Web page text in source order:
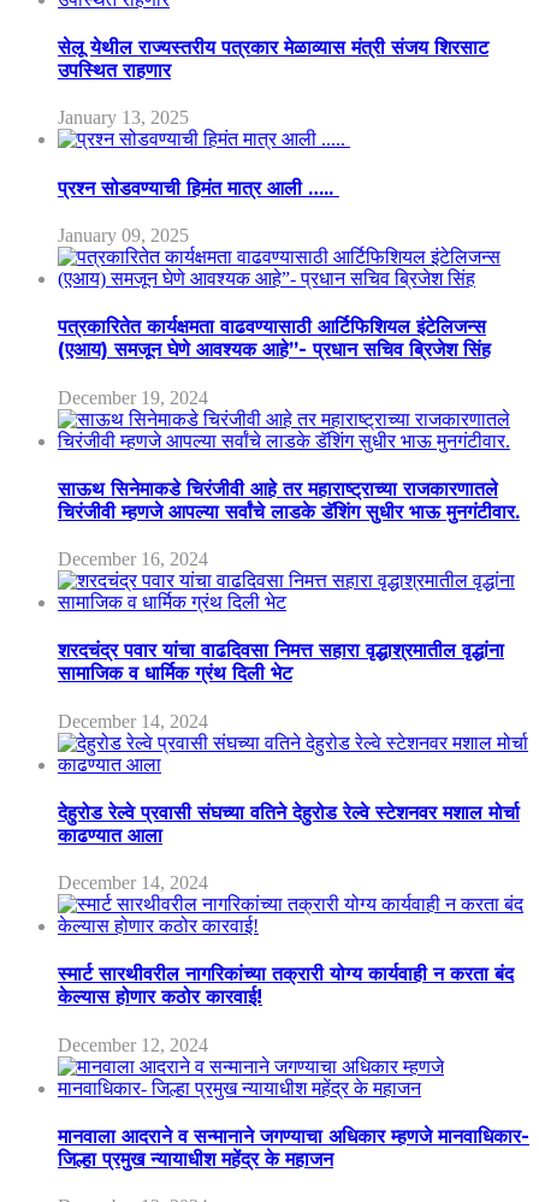
सेलू येथील राज्यस्तरीय पत्रकार मेळाव्यास मंत्री संजय शिरसाट
उपस्थित राहणार
January 13, 2025
प्रश्न सोडवण्याची हिमंत मात्र आली …..
January 09, 2025
पत्रकारितेत कार्यक्षमता वाढवण्यासाठी आर्टिफिशियल इंटेलिजन्स
(एआय) समजून घेणे आवश्यक आहे”- प्रधान सचिव ब्रिजेश सिंह
December 19, 2024
साऊथ सिनेमाकडे चिरंजीवी आहे तर महाराष्ट्राच्या राजकारणातले
चिरंजीवी म्हणजे आपल्या सर्वांचे लाडके डॅशिंग सुधीर भाऊ मुनगंटीवार.
December 16, 2024
शरदचंद्र पवार यांचा वाढदिवसा निमत्त सहारा वृद्धाश्रमातील वृद्धांना
सामाजिक व धार्मिक ग्रंथ दिली भेट
December 14, 2024
देहुरोड रेल्वे प्रवासी संघच्या वतिने देहुरोड रेल्वे स्टेशनवर मशाल मोर्चा
काढण्यात आला
December 14, 2024
स्मार्ट सारथीवरील नागरिकांच्या तक्रारी योग्य कार्यवाही न करता बंद
केल्यास होणार कठोर कारवाई!
December 12, 2024
मानवाला आदराने व सन्मानाने जगण्याचा अधिकार म्हणजे मानवाधिकार-
जिल्हा प्रमुख न्यायाधीश महेंद्र के महाजन